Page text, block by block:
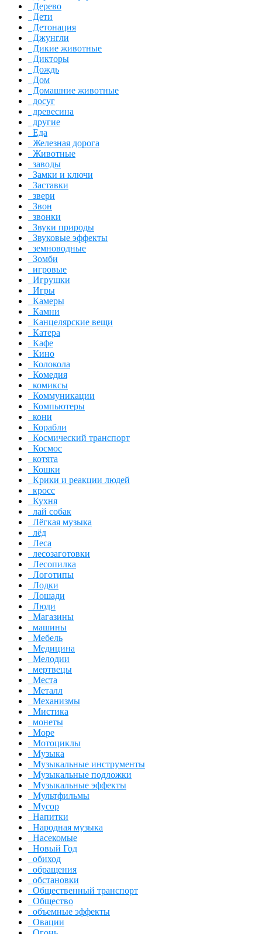
Дерево
Дети
Детонация
Джунгли
Дикие животные
Дикторы
Дождь
Дом
Домашние животные
досуг
древесина
другие
Еда
Железная дорога
Животные
заводы
Замки и ключи
Заставки
звери
Звон
звонки
Звуки природы
Звуковые эффекты
земноводные
Зомби
игровые
Игрушки
Игры
Камеры
Камни
Канцелярские вещи
Катера
Кафе
Кино
Колокола
Комедия
комиксы
Коммуникации
Компьютеры
кони
Корабли
Космический транспорт
Космос
котята
Кошки
Крики и реакции людей
кросс
Кухня
лай собак
Лёгкая музыка
лёд
Леса
лесозаготовки
Лесопилка
Логотипы
Лодки
Лошади
Люди
Магазины
машины
Мебель
Медицина
Мелодии
мертвецы
Места
Металл
Механизмы
Мистика
монеты
Море
Мотоциклы
Музыка
Музыкальные инструменты
Музыкальные подложки
Музыкальные эффекты
Мультфильмы
Мусор
Напитки
Народная музыка
Насекомые
Новый Год
обиход
обращения
обстановки
Общественный транспорт
Общество
объемные эффекты
Овации